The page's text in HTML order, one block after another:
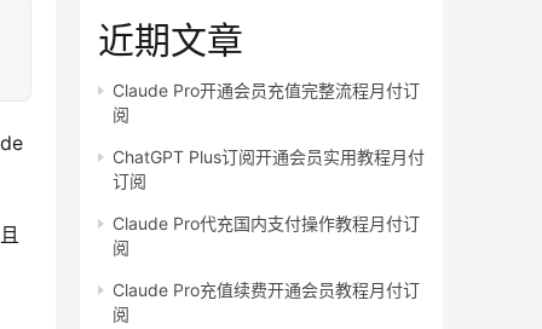
近期文章
Claude Pro开通会员充值完整流程月付订
阅
ChatGPT Plus订阅开通会员实用教程月付
订阅
Claude Pro代充国内支付操作教程月付订
阅
Claude Pro充值续费开通会员教程月付订
阅